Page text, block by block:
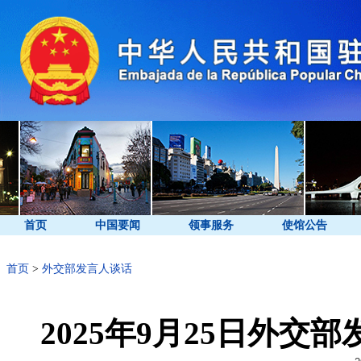
首页 中国要闻 领事服务 使馆公告
首页 > 外交部发言人谈话
2025年9月25日外交